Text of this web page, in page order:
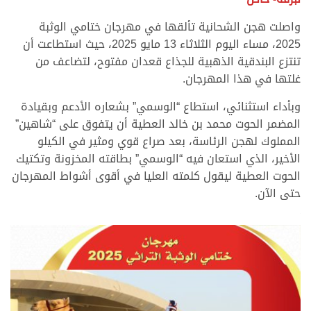
واصلت هجن الشحانية تألقها في مهرجان ختامي الوثبة
2025، مساء اليوم الثلاثاء 13 مايو 2025، حيث استطاعت أن
تنتزع البندقية الذهبية للجذاع قعدان مفتوح، لتضاعف من
غلتها في هذا المهرجان.
وبأداء استثنائي، استطاع “الوسمي” بشعاره الأدعم وبقيادة
المضمر الحوت محمد بن خالد العطية أن يتفوق على “شاهين”
المملوك لهجن الرئاسة، بعد صراع قوي ومثير في الكيلو
الأخير، الذي استعان فيه “الوسمي” بطاقته المخزونة وتكتيك
الحوت العطية ليقول كلمته العليا في أقوى أشواط المهرجان
حتى الآن.